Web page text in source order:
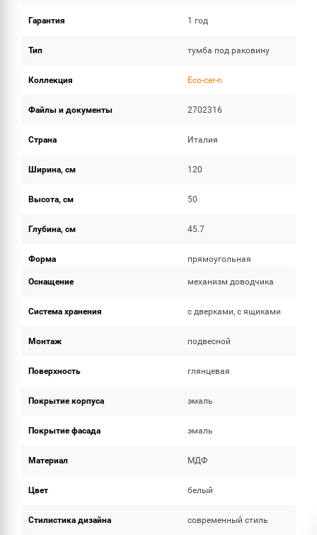
ОБЪЕМ ПОСТАВКИ
Гарантия 1 год
Тип тумба под раковину
Коллекция Eco-cer-n
Файлы и документы 2702316
Страна Италия
Ширина, см 120
Высота, см 50
Глубина, см 45.7
Форма прямоугольная
Оснащение механизм доводчика
Система хранения с дверками, с ящиками
Монтаж подвесной
Поверхность глянцевая
Покрытие корпуса эмаль
Покрытие фасада эмаль
Материал МДФ
Цвет белый
Стилистика дизайна современный стиль